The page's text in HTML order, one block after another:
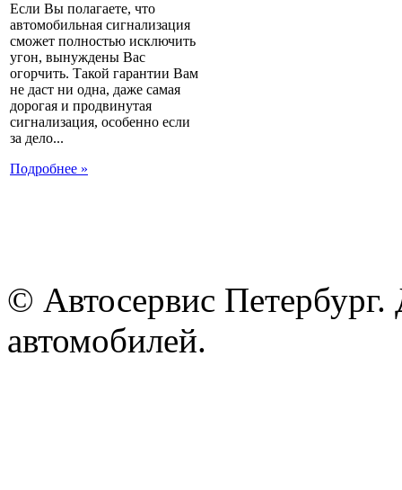
Если Вы полагаете, что
автомобильная сигнализация
сможет полностью исключить
угон, вынуждены Вас
огорчить. Такой гарантии Вам
не даст ни одна, даже самая
дорогая и продвинутая
сигнализация, особенно если
за дело...
Подробнее »
© Автосервис
автомобилей.